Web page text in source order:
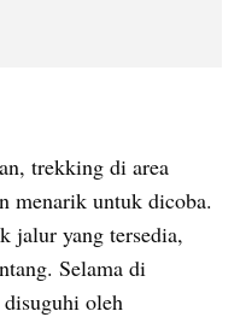
trekking di area
menarik untuk dicoba.
jalur yang tersedia,
Selama di
oleh